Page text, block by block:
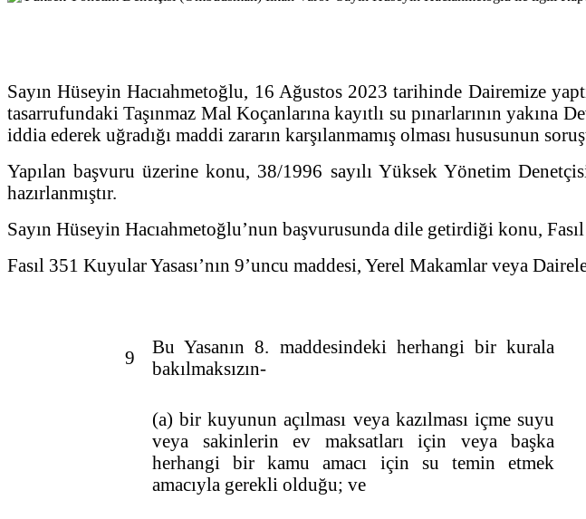
Sayın Hüseyin Hacıahmetoğlu, 16 Ağustos 2023 tarihinde Dairemize
tasarrufundaki Taşınmaz Mal Koçanlarına kayıtlı su pınarlarının yakına
iddia ederek uğradığı maddi zararın karşılanmamış olması hususunun
Yapılan başvuru üzerine konu, 38/1996 sayılı Yüksek Yönetim
hazırlanmıştır.
Sayın Hüseyin Hacıahmetoğlu’nun başvurusunda dile getirdiği konu,
Fasıl 351 Kuyular Yasası’nın 9’uncu maddesi, Yerel Makamlar veya
9
Bu Yasanın 8. maddesindeki herhangi bir kurala
bakılmaksızın-
(a) bir kuyunun açılması veya kazılması içme suyu
veya sakinlerin ev maksatları için veya başka
herhangi bir kamu amacı için su temin etmek
amacıyla gerekli olduğu; ve